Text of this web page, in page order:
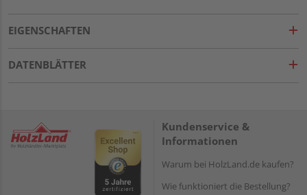
EIGENSCHAFTEN
DATENBLÄTTER
Kundenservice &
Informationen
Warum bei HolzLand.de kaufen?
Wie funktioniert die Bestellung?